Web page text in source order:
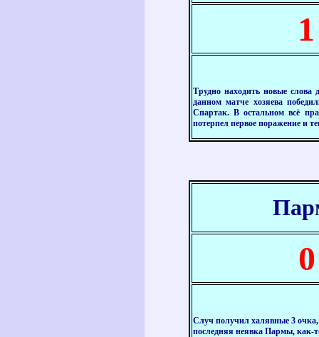
1
Трудно находить новые
данном матче хозяева
Спартак. В остальном всё
потерпел первое поражение и
0
Случ получил халявные 3
последняя неявка Пармы, как-